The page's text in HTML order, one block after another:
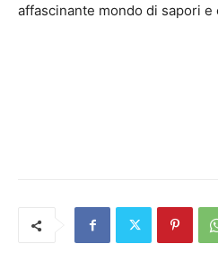
affascinante mondo di sapori e